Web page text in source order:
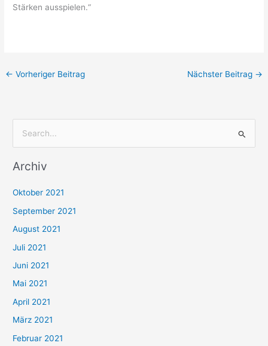
Stärken ausspielen.“
← Vorheriger Beitrag Nächster Beitrag →
c
n
n
a
c
h
:
Archiv
Oktober 2021
September 2021
August 2021
Juli 2021
Juni 2021
Mai 2021
April 2021
März 2021
Februar 2021